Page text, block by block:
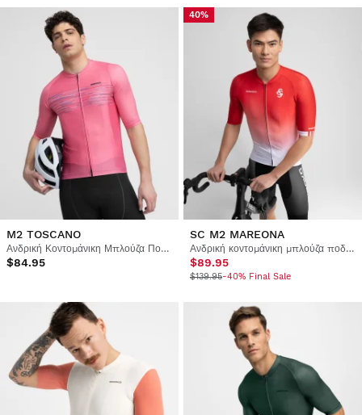
M2 TOSCANO
Ανδρική Κοντομάνικη Μπλούζα Ποδηλασίας
$84.95
40%
SC M2 MAREONA
Ανδρική κοντομάνικη μπλούζα ποδηλασίας Real Sporting de Gijón x Siroko
$89.95
$139.95-40% Final Sale